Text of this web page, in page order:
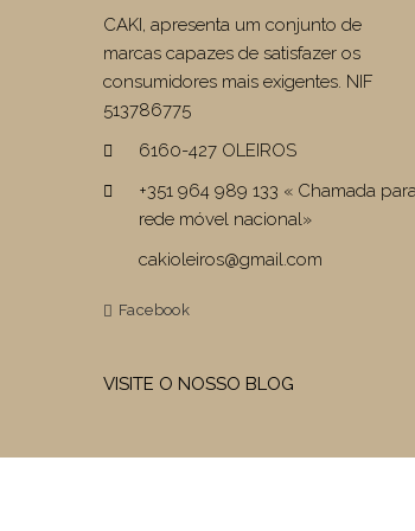
CAKI, apresenta um conjunto de
marcas capazes de satisfazer os
consumidores mais exigentes. NIF
513786775
6160-427 OLEIROS
+351 964 989 133 « Chamada
rede móvel nacional»
cakioleiros@gmail.com
Facebook
VISITE O NOSSO BLOG